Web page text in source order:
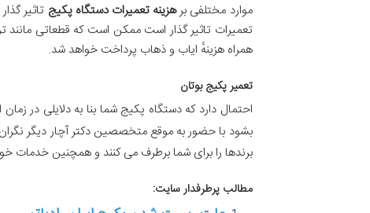
موارد مختلفی برهزینه تعمیرات دستگاه پکیج تاثیر
تعمیرات تاثیر گذار است ممکن است که قطعاتی مانند
همراه هزینهٔ ایاب و ذهاب پرداخت خواهد شد.
تعمیر پکیج بوتان
احتمال دارد که دستگاه پکیج شما بنا به دلایلی در
بشود با حضور به موقع متخصصین دکتر آچار دیگر
برندها را برای شما برطرف می کنند و همچنین خدمات
مطالب پرطرفدار سایت: